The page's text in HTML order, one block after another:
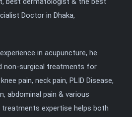
Doctor in Dhaka,
in acupuncture, he
non-surgical treatments for
pain, neck pain, PLID Disease,
abdominal pain & various
treatments expertise helps both